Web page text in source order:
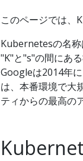
このページでは、
Kubernetesの名称
"K"と"s"の間にあ
Googleは2014年
は、本番環境で大
ティからの最高の